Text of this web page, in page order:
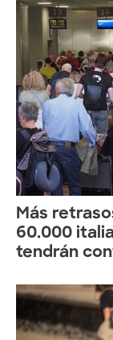
Más
60.000
tendrán